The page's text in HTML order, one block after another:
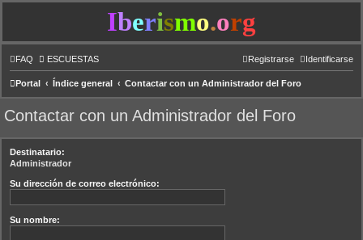
Iberismo.org
FAQ ESCUESTAS Identificarse
Registrarse
Portal Índice general Contactar con un Administrador del Foro
Contactar con un Administrador del Foro
Destinatario:
Administrador
Su dirección de correo electrónico:
Su nombre: